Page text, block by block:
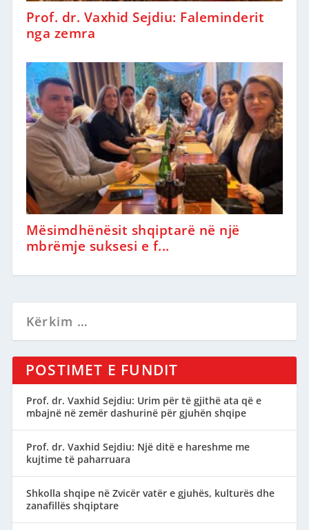
Prof. dr. Vaxhid Sejdiu: Faleminderit
nga zemra
Mësimdhënësit shqiptarë në një
mbrëmje suksesi e f...
POSTIMET E FUNDIT
Prof. dr. Vaxhid Sejdiu: Urim për të gjithë ata që e
mbajnë në zemër dashurinë për gjuhën shqipe
Prof. dr. Vaxhid Sejdiu: Një ditë e hareshme me
kujtime të paharruara
Shkolla shqipe në Zvicër vatër e gjuhës, kulturës dhe
zanafillës shqiptare